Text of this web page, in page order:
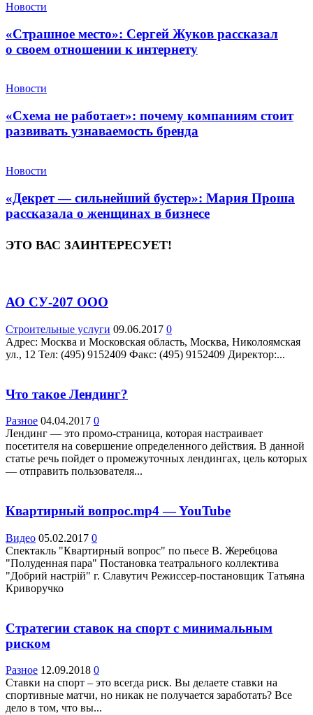
Новости
«Страшное место»: Сергей Жуков рассказал
о своем отношении к интернету
Новости
«Схема не работает»: почему компаниям стоит
развивать узнаваемость бренда
Новости
«Декрет — сильнейший бустер»: Мария Проша
рассказала о женщинах в бизнесе
ЭТО ВАС ЗАИНТЕРЕСУЕТ!
АО СУ-207 ООО
Строительные услуги 09.06.2017 0
Адрес: Москва и Московская область, Москва, Николоямская
ул., 12 Teл: (495) 9152409 Факс: (495) 9152409 Директор:...
Что такое Лендинг?
Разное 04.04.2017 0
Лендинг — это промо-страница, которая настраивает
посетителя на совершение определенного действия. В данной
статье речь пойдет о промежуточных лендингах, цель которых
— отправить пользователя...
Квартирный вопрос.mp4 — YouTube
Видео 05.02.2017 0
Спектакль "Квартирный вопрос" по пьесе В. Жеребцова
"Полуденная пара" Постановка театрального коллектива
"Добрий настрій" г. Славутич Режиссер-постановщик Татьяна
Криворучко
Стратегии ставок на спорт с минимальным
риском
Разное 12.09.2018 0
Ставки на спорт – это всегда риск. Вы делаете ставки на
спортивные матчи, но никак не получается заработать? Все
дело в том, что вы...